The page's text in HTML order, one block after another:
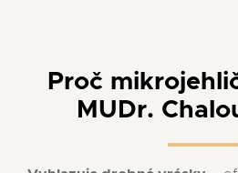
Proč
MUDr.